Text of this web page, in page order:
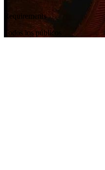
Requirements
Todos los públicos